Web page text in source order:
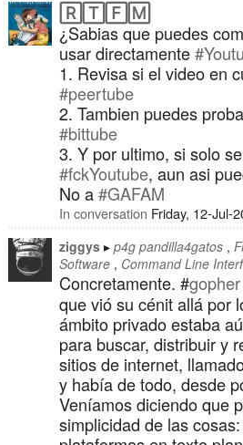
🅁🅃🄵🄼
¿Sabias que puedes
usar directamente#
1. Revisa si el video en
#peertube
2. Tambien puedes
#bittube
3. Y por ultimo, si solo
#fckYoutube, aun asi
No a#GAFAM
In conversation Friday, 12-Jul-
ziggys p4g pandilla4gatos
Software
Command Line
Concretamente. #gopher
que vió su cénit allá por
ámbito privado estaba
para buscar, distribuir y
sitios de internet,
y había de todo, desde
Veníamos diciendo que
simplicidad de las